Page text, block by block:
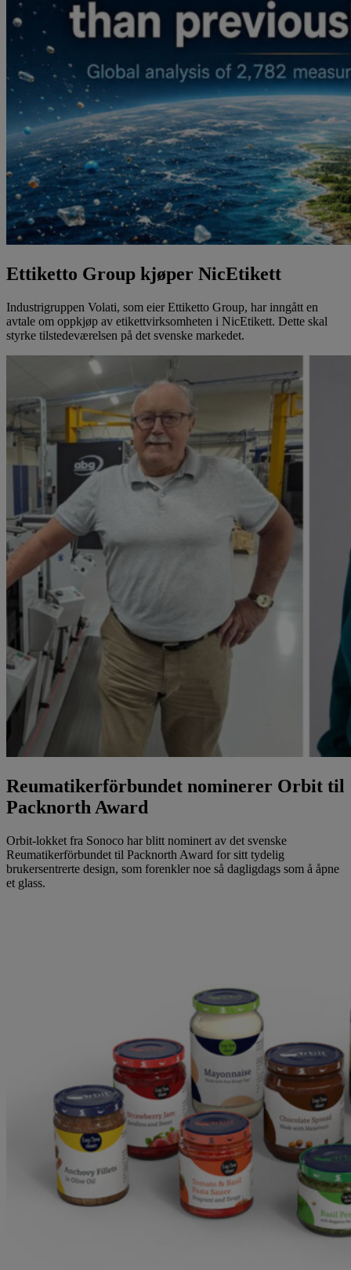
Ettiketto Group kjøper NicEtikett
Industrigruppen Volati, som eier Ettiketto Group, har inngått en
avtale om oppkjøp av etikettvirksomheten i NicEtikett. Dette skal
styrke tilstedeværelsen på det svenske markedet.
Reumatikerförbundet nominerer Orbit til
Packnorth Award
Orbit-lokket fra Sonoco har blitt nominert av det svenske
Reumatikerförbundet til Packnorth Award for sitt tydelig
brukersentrerte design, som forenkler noe så dagligdags som å åpne
et glass.